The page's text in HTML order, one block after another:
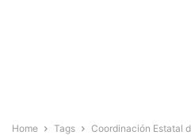
Home Tags Coordinación Estatal